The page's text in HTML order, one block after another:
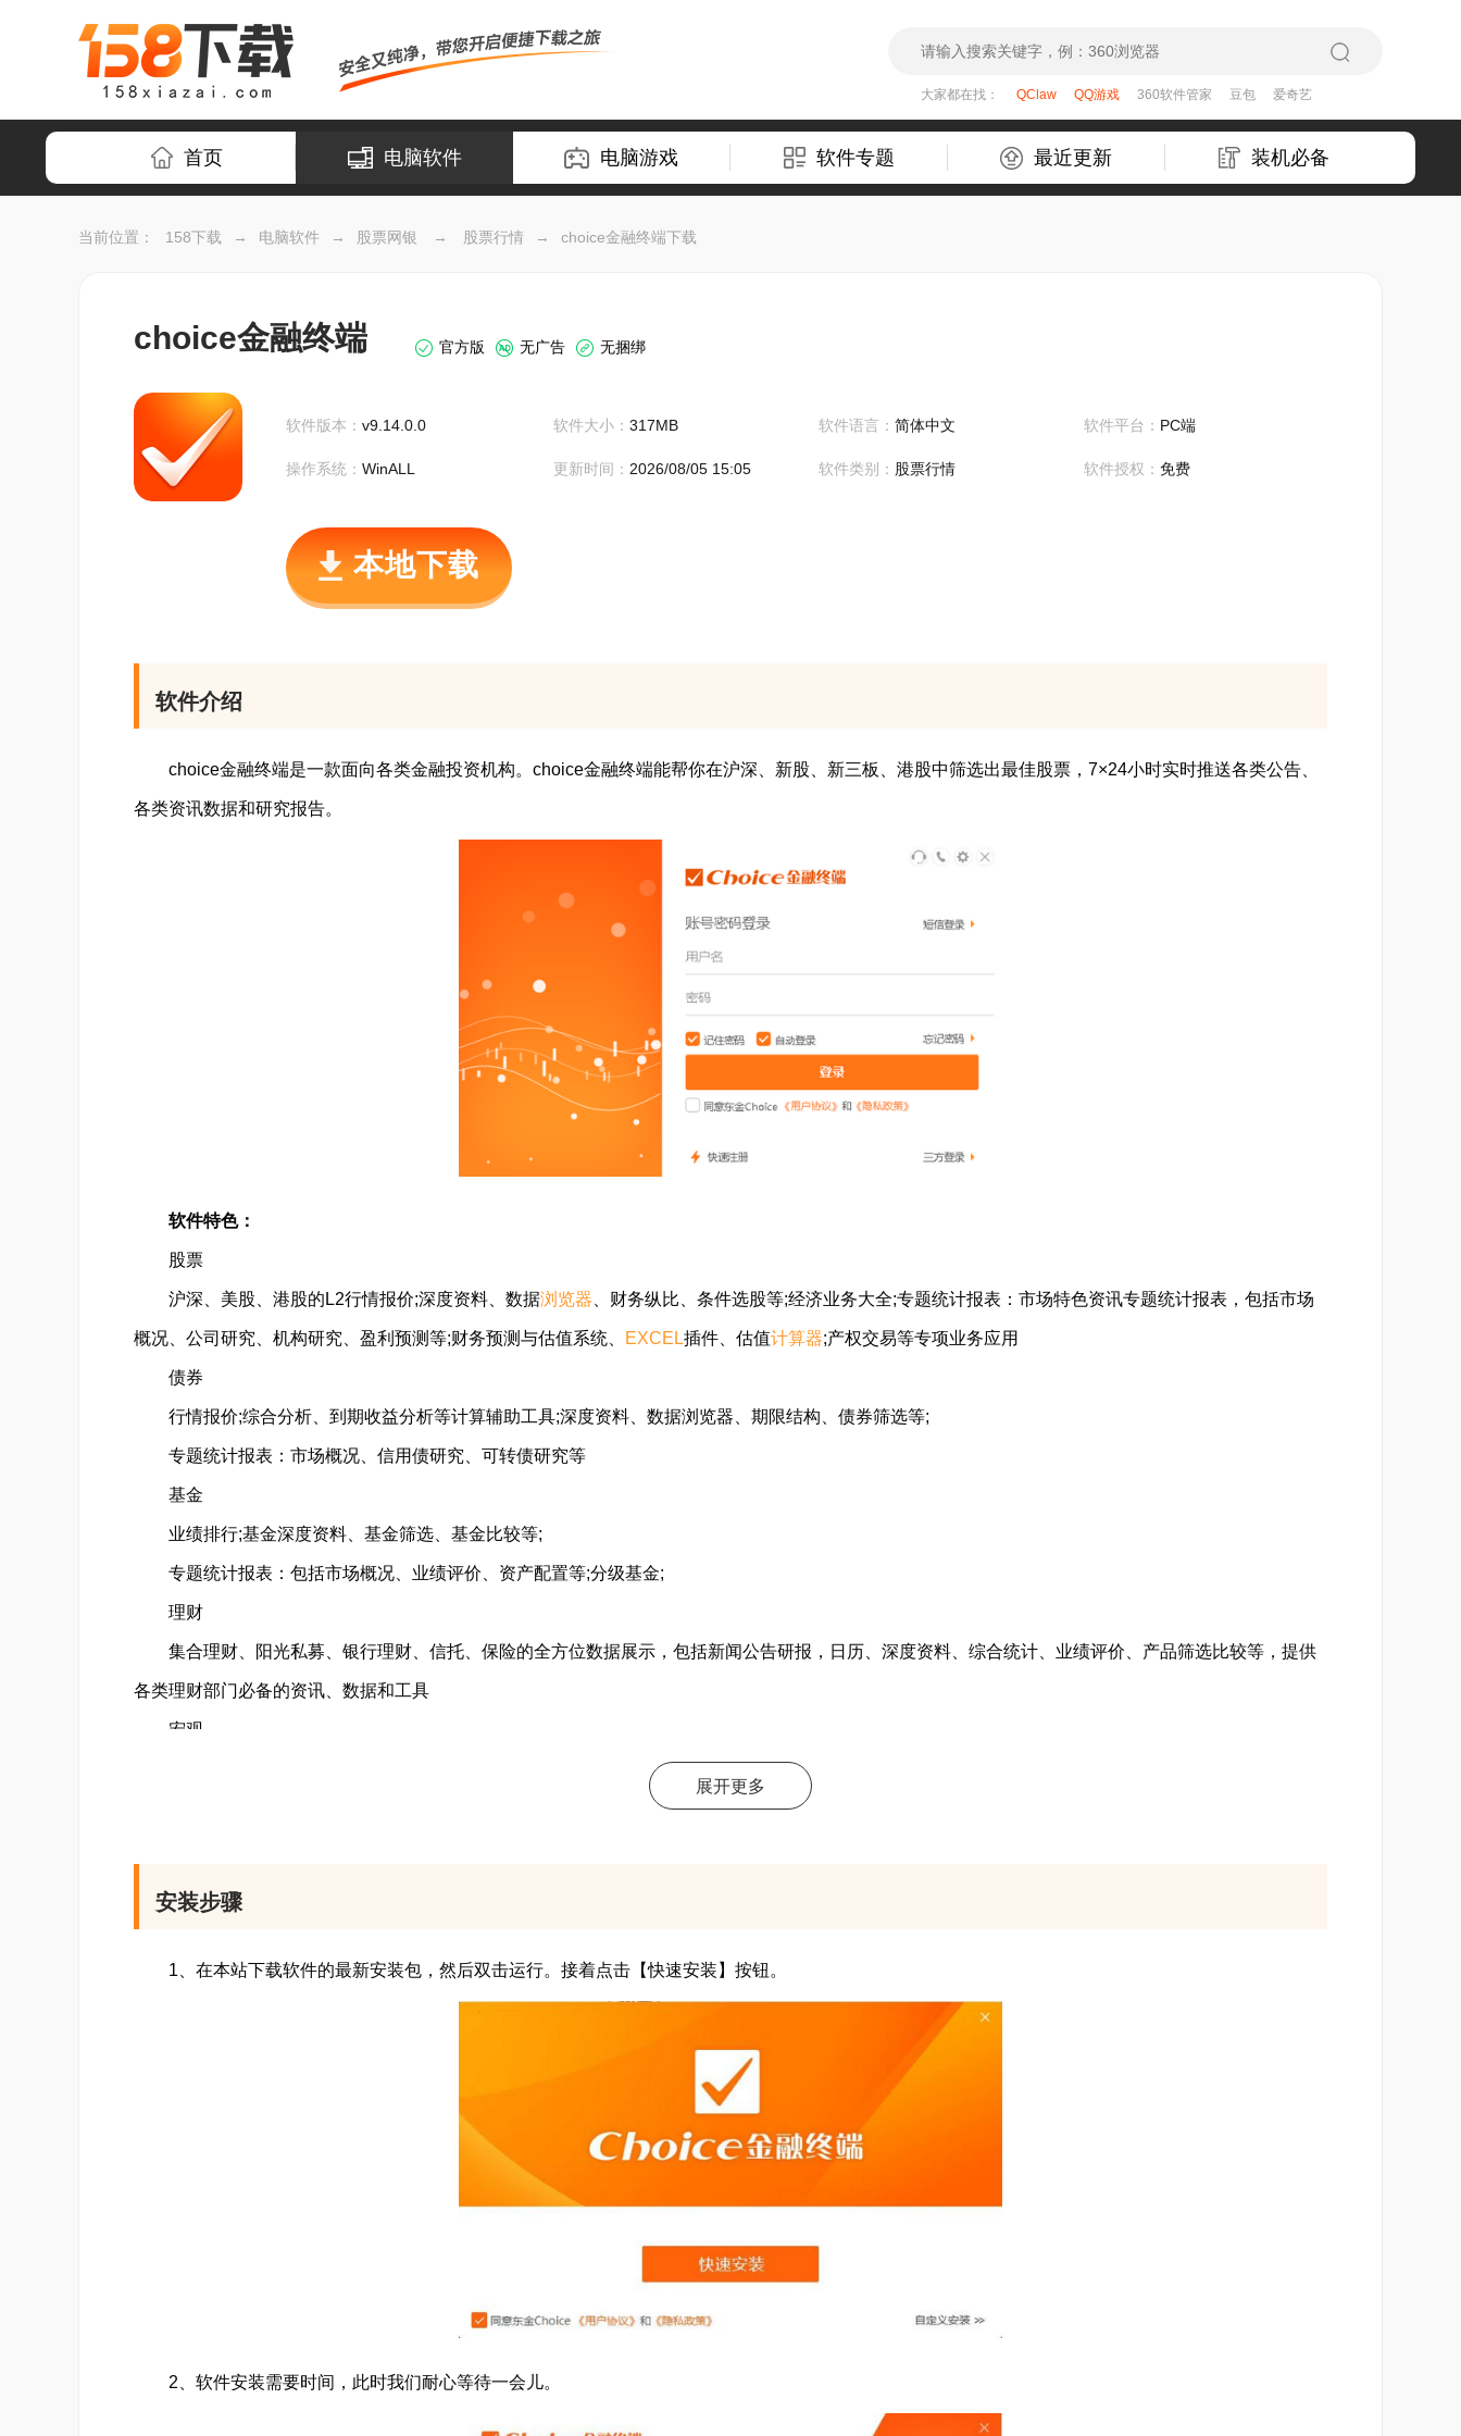
大家都在找： QClaw QQ游戏 360软件管家 豆包 爱奇艺
首页 电脑软件 电脑游戏 软件专题 最近更新 装机必备
当前位置： 158下载 → 电脑软件 → 股票网银 → 股票行情 → choice金融终端下载
choice金融终端 官方版 无广告 无捆绑
软件版本： v9.14.0.0 软件大小： 317MB 软件语言： 简体中文 软件平台： PC端
操作系统： WinALL 更新时间： 2026/08/05 15:05 软件类别： 股票行情 软件授权： 免费
本地下载
软件介绍
choice金融终端是一款面向各类金融投资机构。choice金融终端能帮你在沪深、新股、新三板、港股中筛选出最佳股票，7×24小时实时推送各类公告、
各类资讯数据和研究报告。
软件特色：
股票
沪深、美股、港股的L2行情报价;深度资料、数据浏览器 、财务纵比、条件选股等;经济业务大全;专题统计报表：市场特色资讯专题统计报表，包括市场
概况、公司研究、机构研究、盈利预测等;财务预测与估值系统、 EXCEL插件、估值计算器;产权交易等专项业务应用
债券
行情报价;综合分析、到期收益分析等计算辅助工具;深度资料、数据浏览器、期限结构、债券筛选等;
专题统计报表：市场概况、信用债研究、可转债研究等
基金
业绩排行;基金深度资料、基金筛选、基金比较等;
专题统计报表：包括市场概况、业绩评价、资产配置等;分级基金;
理财
集合理财、阳光私募、银行理财、信托、保险的全方位数据展示，包括新闻公告研报，日历、深度资料、综合统计、业绩评价、产品筛选比较等，提供
各类理财部门必备的资讯、数据和工具
宏观
宏观资讯：包括政策资讯、法律法规、行业资讯、全球经济日历、宏观预测等;经济数据库EDB：中国宏观数据、全球宏观数据、行业经济数据等大型经
济数据库专题统计报表：宏观数据、行业数据、行业经济效益、企业绩效、证券市场、美国、日本、香港和欧盟的经济数据;
商品
商品资讯;中国及全球商品行情报价;深度资料、数据浏览器等多维数据;大宗商品数据库：包括各种商品指数、价格、产销量、行业经济指标、企业绩效
指标、上下游、全球数据等大型商品数据库;期货经纪业务大全;商品期货报表等专题统计报表
外汇资讯，包括央行动态、美元资讯、欧元资讯、全球经济日历、宏观经济预测等;中国外汇交易中心全部外汇品种实时行情;全球重要汇率品种的实时行
股指期货报表、深度资料和报价;多维数据;债券基金指数;全球市场指数
数据
展开更多
安装步骤
1、在本站下载软件的最新安装包，然后双击运行。接着点击【快速安装】按钮。
2、软件安装需要时间，此时我们耐心等待一会儿。